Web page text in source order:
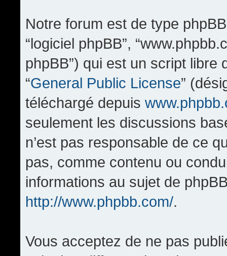
Notre forum est de type phpBB
“logiciel phpBB”,
phpBB”) qui est un script
“General Public License”
téléchargé depuis
seulement les discussions
n’est pas responsable de ce
pas, comme contenu ou
informations au sujet de
http://www.phpbb.com/.
Vous acceptez de ne pas